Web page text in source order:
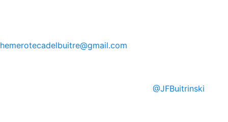
hemerotecadelbuitre@gmail.com
@JFBuitrinski